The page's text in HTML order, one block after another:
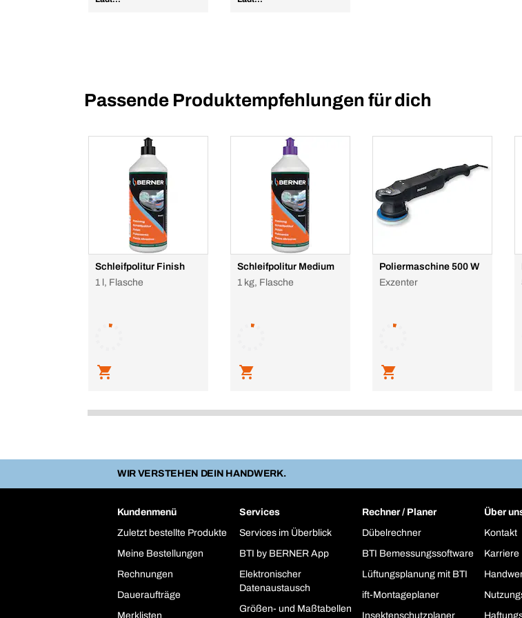
Passende Produktempfehlungen für dich
Schleifpolitur Finish
1 l, Flasche
Schleifpolitur Medium
1 kg, Flasche
Poliermaschine 500 W
Exzenter
WIR VERSTEHEN DEIN HANDWERK.
Kundenmenü
Zuletzt bestellte Produkte
Meine Bestellungen
Rechnungen
Daueraufträge
Merklisten
Services
Services im Überblick
BTI by BERNER App
Elektronischer
Datenaustausch
Größen- und Maßtabellen
Rechner / Planer
Dübelrechner
BTI Bemessungssoftware
Lüftungsplanung mit BTI
ift-Montageplaner
Insektenschutzplaner
Über
Kontakt
Karriere